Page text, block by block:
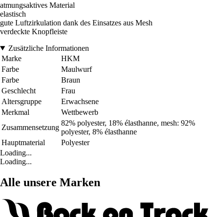
atmungsaktives Material
elastisch
gute Luftzirkulation dank des Einsatzes aus Mesh
verdeckte Knopfleiste
Zusätzliche Informationen
Marke
HKM
Farbe
Maulwurf
Farbe
Braun
Geschlecht
Frau
Altersgruppe
Erwachsene
Merkmal
Wettbewerb
Zusammensetzung
82% polyester, 18% élasthanne, mesh: 92%
polyester, 8% élasthanne
Hauptmaterial
Polyester
Loading...
Loading...
Alle unsere Marken